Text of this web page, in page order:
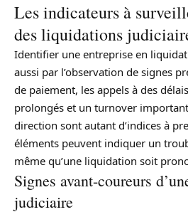
Les indicateurs à
des liquidations
Identifier une entreprise en
aussi par l’observation de signes
de paiement, les appels à des
prolongés et un turnover important
direction sont autant d’indices à
éléments peuvent indiquer un
même qu’une liquidation soit
Signes avant-coureurs
judiciaire